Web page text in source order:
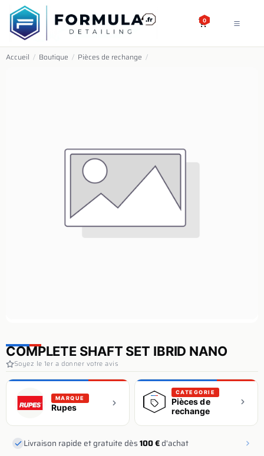
SE RENDRE AU CONTENU
0
Accueil / Boutique / Pièces de rechange /
COMPLETE SHAFT SET IBRID NANO
Soyez le 1er a donner votre avis
MARQUE
Rupes
CATEGORIE
Pièces de
rechange
Livraison rapide et gratuite dès100 €d'achat